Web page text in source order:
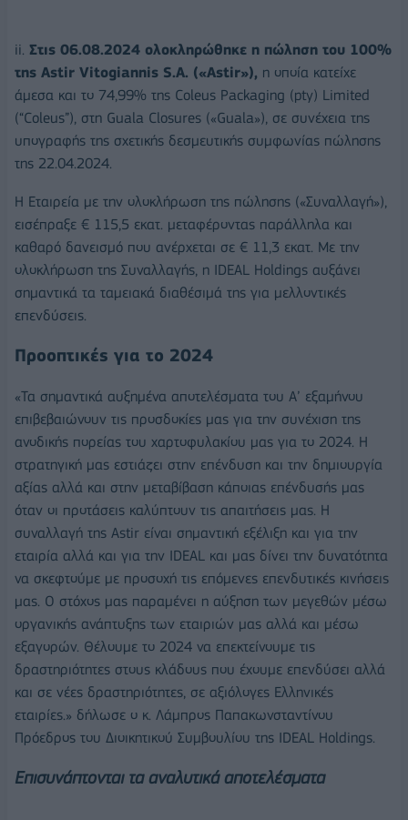
ii. Στις 06.08.2024 ολοκληρώθηκε η πώληση του 100%
της Astir Vitogiannis S.A. («Astir»), η οποία κατείχε
άμεσα και το 74,99% της Coleus Packaging (pty) Limited
(“Coleus”), στη Guala Closures («Guala»), σε συνέχεια της
υπογραφής της σχετικής δεσμευτικής συμφωνίας πώλησης
της 22.04.2024.
Η Εταιρεία με την ολοκλήρωση της πώλησης («Συναλλαγή»),
εισέπραξε € 115,5 εκατ. μεταφέροντας παράλληλα και
καθαρό δανεισμό που ανέρχεται σε € 11,3 εκατ. Με την
ολοκλήρωση της Συναλλαγής, η IDEAL Holdings αυξάνει
σημαντικά τα ταμειακά διαθέσιμά της για μελλοντικές
επενδύσεις.
Προοπτικές για το 2024
«Τα σημαντικά αυξημένα αποτελέσματα του Α’ εξαμήνου
επιβεβαιώνουν τις προσδοκίες μας για την συνέχιση της
ανοδικής πορείας του χαρτοφυλακίου μας για το 2024. Η
στρατηγική μας εστιάζει στην επένδυση και την δημιουργία
αξίας αλλά και στην μεταβίβαση κάποιας επένδυσής μας
όταν οι προτάσεις καλύπτουν τις απαιτήσεις μας. Η
συναλλαγή της Astir είναι σημαντική εξέλιξη και για την
εταιρία αλλά και για την IDEAL και μας δίνει την δυνατότητα
να σκεφτούμε με προσοχή τις επόμενες επενδυτικές κινήσεις
μας. Ο στόχος μας παραμένει η αύξηση των μεγεθών μέσω
οργανικής ανάπτυξης των εταιριών μας αλλά και μέσω
εξαγορών. Θέλουμε το 2024 να επεκτείνουμε τις
δραστηριότητες στους κλάδους που έχουμε επενδύσει αλλά
και σε νέες δραστηριότητες, σε αξιόλογες Ελληνικές
εταιρίες.» δήλωσε ο κ. Λάμπρος Παπακωνσταντίνου
Πρόεδρος του Διοικητικού Συμβουλίου της IDEAL Holdings.
Επισυνάπτονται τα αναλυτικά αποτελέσματα